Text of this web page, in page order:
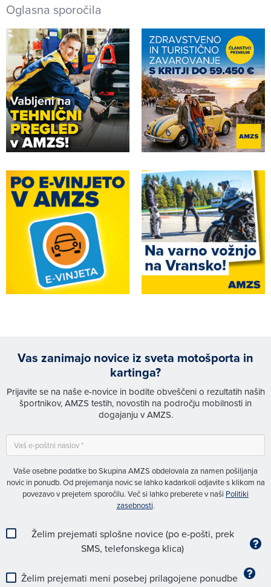
Oglasna sporočila
Vas zanimajo novice iz sveta motošporta in
kartinga?
Prijavite se na naše e-novice in bodite obveščeni o rezultatih naših
športnikov, AMZS testih, novostih na področju mobilnosti in
dogajanju v AMZS.
Vaše osebne podatke bo Skupina AMZS obdelovala za namen pošiljanja
novic in ponudb. Od prejemanja novic se lahko kadarkoli odjavite s klikom na
povezavo v prejetem sporočilu. Več si lahko preberete v naši Politiki
zasebnosti.
Želim prejemati splošne novice (po e-pošti, prek
SMS, telefonskega klica)
Želim prejemati meni posebej prilagojene ponudbe